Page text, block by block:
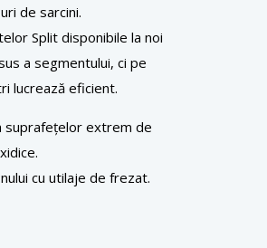
de sarcini.
Split disponibile la noi
a segmentului, ci pe
lucrează eficient.
suprafețelor extrem de
cu utilaje de frezat.